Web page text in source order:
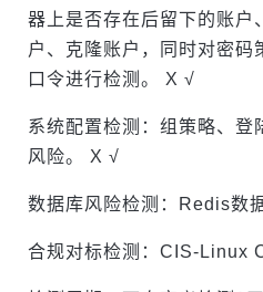
器上是否存在后留下的账户
户、克隆账户，同时对密码
口令进行检测。 X √
系统配置检测：组策略、登
风险。 X √
数据库风险检测：Redis数
合规对标检测：CIS-Linux